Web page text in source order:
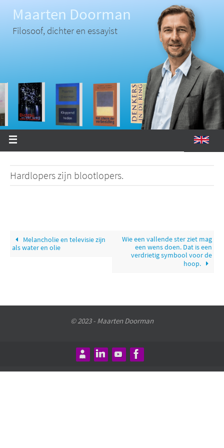
inhoud
Maarten Doorman
Filosoof, dichter en essayist
Hardlopers zijn blootlopers.
Melancholie en televisie zijn
als water en olie
Wie een vallende ster ziet mag
een wens doen. Dat is een
verdrietig symbool voor de
hoop.
© 2023 - Maarten Doorman